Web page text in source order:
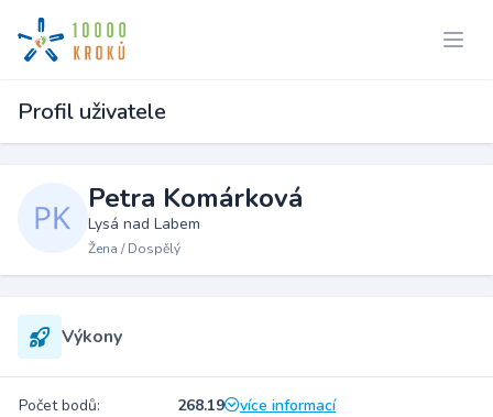
Profil uživatele
Petra Komárková
Lysá nad Labem
Žena / Dospělý
Výkony
Počet bodů: 268.19
více informací